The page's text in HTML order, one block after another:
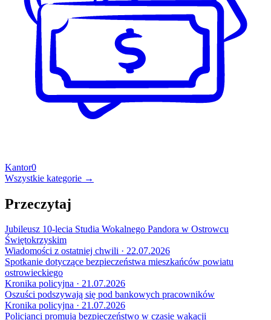
Kantor0
Wszystkie kategorie →
Przeczytaj
Jubileusz 10-lecia Studia Wokalnego Pandora w Ostrowcu
Świętokrzyskim
Wiadomości z ostatniej chwili · 22.07.2026
Spotkanie dotyczące bezpieczeństwa mieszkańców powiatu
ostrowieckiego
Kronika policyjna · 21.07.2026
Oszuści podszywają się pod bankowych pracowników
Kronika policyjna · 21.07.2026
Policjanci promują bezpieczeństwo w czasie wakacji